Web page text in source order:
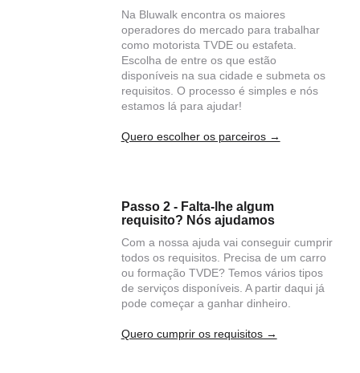
Na Bluwalk encontra os maiores
operadores do mercado para trabalhar
como motorista TVDE ou estafeta.
Escolha de entre os que estão
disponíveis na sua cidade e submeta os
requisitos. O processo é simples e nós
estamos lá para ajudar!
Quero escolher os parceiros →
Passo 2 - Falta-lhe algum
requisito? Nós ajudamos
Com a nossa ajuda vai conseguir cumprir
todos os requisitos. Precisa de um carro
ou formação TVDE? Temos vários tipos
de serviços disponíveis. A partir daqui já
pode começar a ganhar dinheiro.
Quero cumprir os requisitos →